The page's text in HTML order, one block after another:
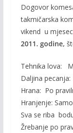
Dogovor
takmičarska
vikend u
2011. godine,
Tehnika lova:
Daljina
Hrana: Po
Hranjenje:
Sva se riba
Žrebanje po